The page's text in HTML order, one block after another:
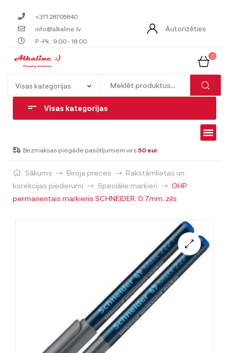
+371 28705840
info@alkaline.lv
P.-Pk.: 9:00 - 18:00
Autorizēties
0
Visas kategorijas
Bezmaksas piegāde pasūtījumiem virs 50 eur
Sākums Biroja preces
Rakstāmlietas un
korekcijas piederumi
Speciālie marķieri
OHP
permanentais marķieris SCHNEIDER, 0.7mm, zils